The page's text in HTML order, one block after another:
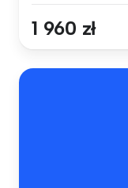
1 960 zł